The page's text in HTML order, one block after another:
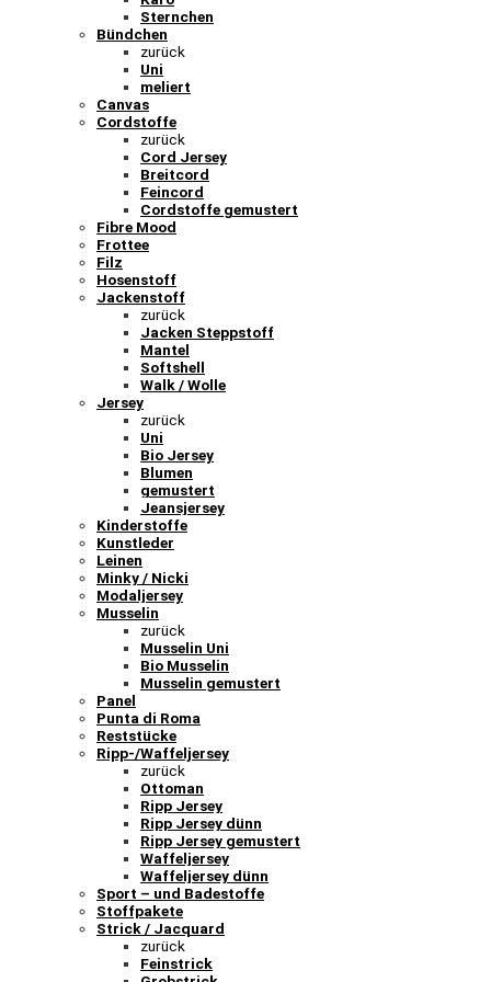
Sternchen
Bündchen
zurück
Uni
meliert
Canvas
Cordstoffe
zurück
Cord Jersey
Breitcord
Feincord
Cordstoffe gemustert
Fibre Mood
Frottee
Filz
Hosenstoff
Jackenstoff
zurück
Jacken Steppstoff
Mantel
Softshell
Walk / Wolle
Jersey
zurück
Uni
Bio Jersey
Blumen
gemustert
Jeansjersey
Kinderstoffe
Kunstleder
Leinen
Minky / Nicki
Modaljersey
Musselin
zurück
Musselin Uni
Bio Musselin
Musselin gemustert
Panel
Punta di Roma
Reststücke
Ripp-/Waffeljersey
zurück
Ottoman
Ripp Jersey
Ripp Jersey dünn
Ripp Jersey gemustert
Waffeljersey
Waffeljersey dünn
Sport – und Badestoffe
Stoffpakete
Strick / Jacquard
zurück
Feinstrick